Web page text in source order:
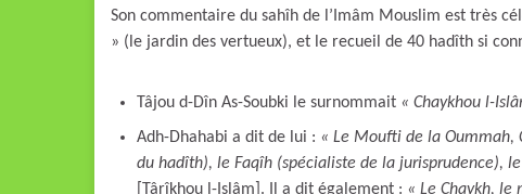
Son commentaire du sahîh de l’Imâm Mouslim est très
» (le jardin des vertueux), et le recueil de 40 hadîth si
Tâjou d-Dîn As-Soubki le surnommait « Chaykhou l-
Adh-Dhahabi a dit de lui : « Le Moufti de la Oummah,
du hadîth), le Faqîh (spécialiste de la jurisprudence),
[Târîkhou l-Islâm]. Il a dit également : « Le Chaykh,